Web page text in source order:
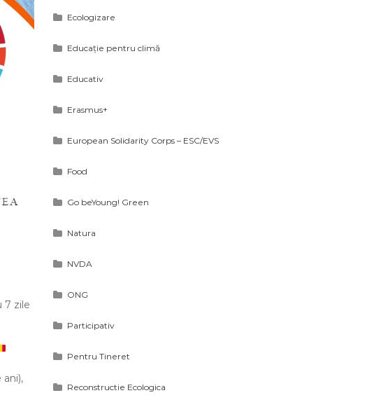
7 zile
ani),
Ecologizare
Educație pentru climă
Educativ
Erasmus+
European Solidarity Corps – ESC/EVS
Food
Go beYoung! Green
Natura
NVDA
ONG
Participativ
Pentru Tineret
Reconstructie Ecologica